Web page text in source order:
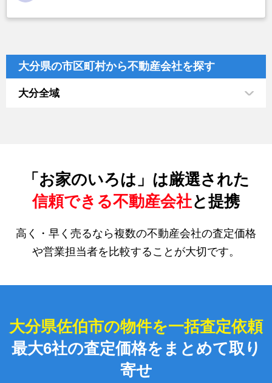
大分県の市区町村から不動産会社を探す
大分全域
「お家のいろは」は厳選された
信頼できる不動産会社と提携
高く・早く売るなら複数の不動産会社の査定価格
や営業担当者を比較することが大切です。
大分県佐伯市の物件を一括査定依頼
最大6社の査定価格をまとめて取り
寄せ